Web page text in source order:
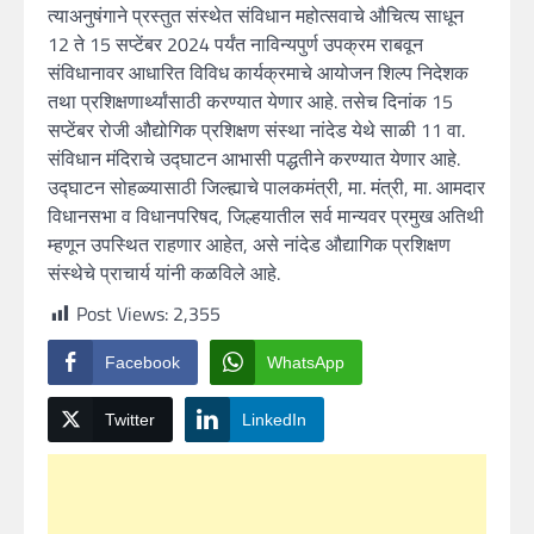
त्याअनुषंगाने प्रस्तुत संस्थेत संविधान महोत्सवाचे औचित्य साधून
12 ते 15 सप्टेंबर 2024 पर्यंत नाविन्यपुर्ण उपक्रम राबवून
संविधानावर आधारित विविध कार्यक्रमाचे आयोजन शिल्प निदेशक
तथा प्रशिक्षणार्थ्यांसाठी करण्यात येणार आहे. तसेच दिनांक 15
सप्टेंबर रोजी औद्योगिक प्रशिक्षण संस्था नांदेड येथे साळी 11 वा.
संविधान मंदिराचे उद्घाटन आभासी पद्धतीने करण्यात येणार आहे.
उद्घाटन सोहळ्यासाठी जिल्ह्याचे पालकमंत्री, मा. मंत्री, मा. आमदार
विधानसभा व विधानपरिषद, जिल्हयातील सर्व मान्यवर प्रमुख अतिथी
म्हणून उपस्थित राहणार आहेत, असे नांदेड औद्यागिक प्रशिक्षण
संस्थेचे प्राचार्य यांनी कळविले आहे.
Post Views: 2,355
Facebook WhatsApp
Twitter LinkedIn